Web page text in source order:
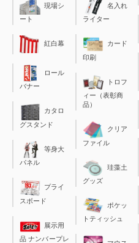
現場シ
ート
紅白幕
ロール
バナー
カタロ
グスタンド
等身大
パネル
プライ
スボード
展示用
品 ナンバープレ
名入れ
ライター
カード
印刷
トロフ
ィー（表彰商
品）
クリア
ファイル
珪藻土
グッズ
ポケッ
トティッシュ